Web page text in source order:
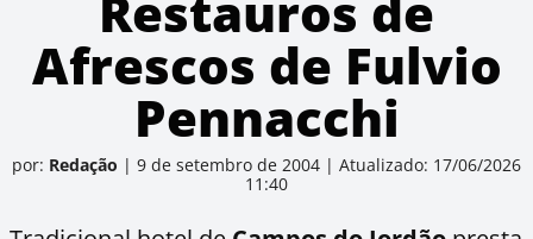
Afrescos de Fulvio
Pennacchi
por: Redação | 9 de setembro de 2004 | Atualizado: 17/06/2026
11:40